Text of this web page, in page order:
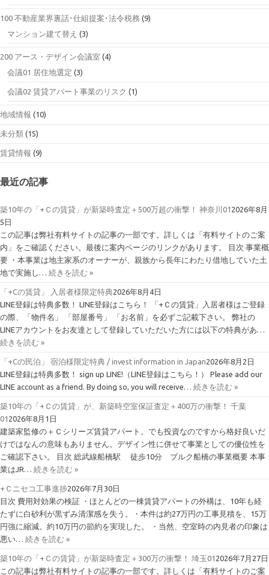
100 不動産業界裏話･仕組提案･法令税務 (9)
マンション建て替え (3)
200 アース・デザイン会議室 (4)
会議01 居住地選定 (3)
会議02 賃貸アパート事業のリスク (1)
地域情報 (10)
未分類 (15)
賃貸情報 (9)
最近の記事
築10年の「+Ｃの賃貸」が新築時査定＋500万超の衝撃！ 神奈川01 2026年8月
5日
この記事は弊社有料サイトの記事の一部です。詳しくは「有料サイトのご案
内」をご確認ください。最後に案内ページのリンクがあります。 目次 事業概
要 ・本事業は地主家系のオーナーが、親族から長年にわたり借地していた土
地で実施し… 続きを読む »
「+Cの賃貸」 入居者様限定特典2026年8月4日
LINE登録は特典多数！ LINE登録はこちら！ 「+Ｃの賃貸」入居者様はご登録
の際、「物件名」 「部屋番号」 「お名前」を必ずご記載下さい。 弊社の
LINEアカウントをお友達として登録していただいた方には以下の特典があ…
続きを読む »
「+Cの民泊」 宿泊様限定特典 / invest information in Japan2026年8月2日
LINE登録は特典多数！ sign up LINE!（LINE登録はこちら！） Please add our
LINE account as a friend. By doing so, you will receive… 続きを読む »
築10年の「+Ｃの賃貸」が、新築時空室保証査定＋400万の衝撃！ 千葉
01 2026年8月1日
建築家監修の＋Ｃシリーズ賃貸アパート。でも投資なのですから格好良いだ
けではなんの意味もありません。デザイン性に併せて事業としての優位性を
ご確認下さい。 目次 総武線船橋駅 徒歩10分 ブルク船橋の事業概要 本事
業はJR… 続きを読む »
+Ｃニセコ工事進捗2026年7月30日
目次 費用対効果の検証 ・ほとんどの一棟賃貸アパートの外構は、10年も経
たずに白砂利が黒ずみ清潔感を失う。・本件は約27万円の工事見積を、15万
円強に縮減。約10万円の節約を実現した。 ・当然、空室時の内見者の印象は
悪い… 続きを読む »
築10年の「+Ｃの賃貸」が新築時査定＋300万の衝撃！ 埼玉01 2026年7月27日
この記事は弊社有料サイトの記事の一部です。詳しくは「有料サイトのご案